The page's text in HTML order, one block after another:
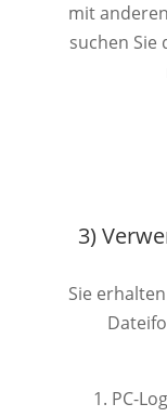
mit
suchen Sie
3)
Sie
PC-